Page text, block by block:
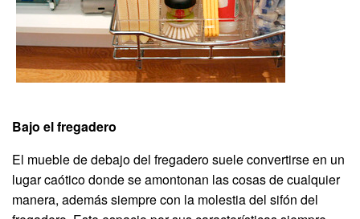
Bajo el fregadero
El mueble de debajo del fregadero suele convertirse en un
lugar caótico donde se amontonan las cosas de cualquier
manera, además siempre con la molestia del sifón del